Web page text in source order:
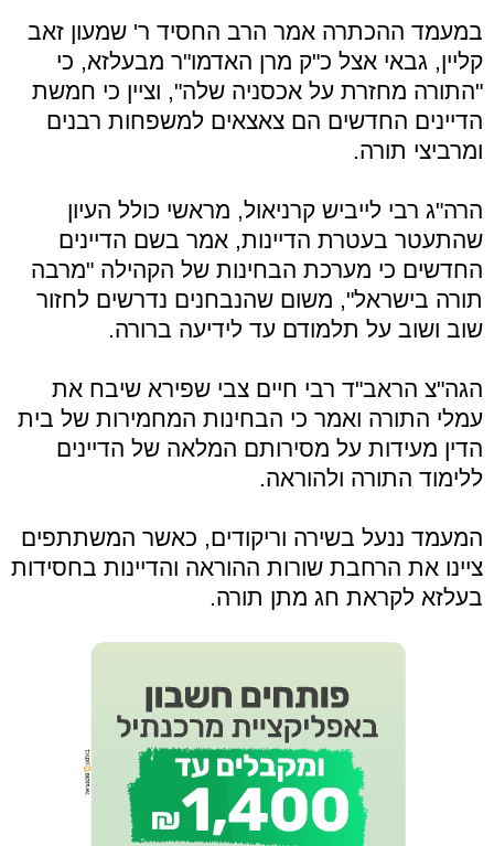
במעמד ההכתרה אמר הרב החסיד ר' שמעון זאב
קליין, גבאי אצל כ"ק מרן האדמו"ר מבעלזא, כי
"התורה מחזרת על אכסניה שלה", וציין כי חמשת
הדיינים החדשים הם צאצאים למשפחות רבנים
ומרביצי תורה.
הרה"ג רבי לייביש קרניאול, מראשי כולל העיון
שהתעטר בעטרת הדיינות, אמר בשם הדיינים
החדשים כי מערכת הבחינות של הקהילה "מרבה
תורה בישראל", משום שהנבחנים נדרשים לחזור
שוב ושוב על תלמודם עד לידיעה ברורה.
הגה"צ הראב"ד רבי חיים צבי שפירא שיבח את
עמלי התורה ואמר כי הבחינות המחמירות של בית
הדין מעידות על מסירותם המלאה של הדיינים
ללימוד התורה ולהוראה.
המעמד ננעל בשירה וריקודים, כאשר המשתתפים
ציינו את הרחבת שורות ההוראה והדיינות בחסידות
בעלזא לקראת חג מתן תורה.